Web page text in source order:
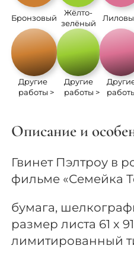
Бронзовый
Другие
работы >
Жёлто-
зелёный
Другие
работы >
Описание и
Гвинет Пэлтроу в
фильме «Семейка
бумага,
размер листа 61 х
лимитированный